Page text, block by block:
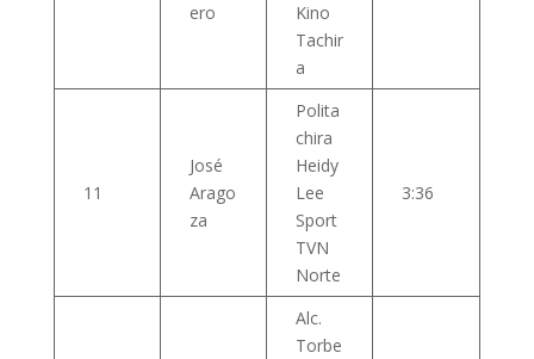
ero
Kino
Tachir
a
11
José
Arago
za
Polita
chira
Heidy
Lee
Sport
TVN
Norte
3:36
Alc.
Torbe